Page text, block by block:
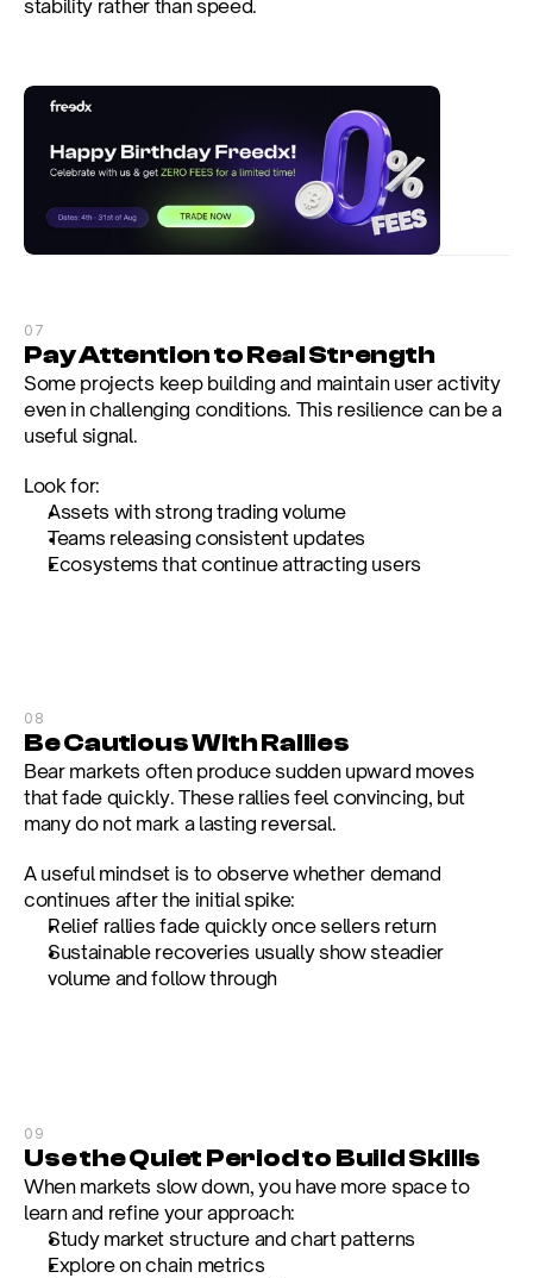
stability rather than speed.
07
Pay Attention to Real Strength
Some projects keep building and maintain user activity
even in challenging conditions. This resilience can be a
useful signal.
Look for:
Assets with strong trading volume
Teams releasing consistent updates
Ecosystems that continue attracting users
08
Be Cautious With Rallies
Bear markets often produce sudden upward moves
that fade quickly. These rallies feel convincing, but
many do not mark a lasting reversal.
A useful mindset is to observe whether demand
continues after the initial spike:
Relief rallies fade quickly once sellers return
Sustainable recoveries usually show steadier
volume and follow through
09
Use the Quiet Period to Build Skills
When markets slow down, you have more space to
learn and refine your approach:
Study market structure and chart patterns
Explore on chain metrics